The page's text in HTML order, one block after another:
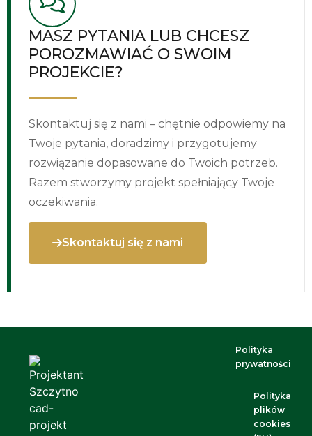
MASZ PYTANIA LUB CHCESZ
POROZMAWIAĆ O SWOIM
PROJEKCIE?
Skontaktuj się z nami – chętnie odpowiemy na
Twoje pytania, doradzimy i przygotujemy
rozwiązanie dopasowane do Twoich potrzeb.
Razem stworzymy projekt spełniający Twoje
oczekiwania.
Skontaktuj się z nami
Polityka
prywatności
Polityka
plików
cookies